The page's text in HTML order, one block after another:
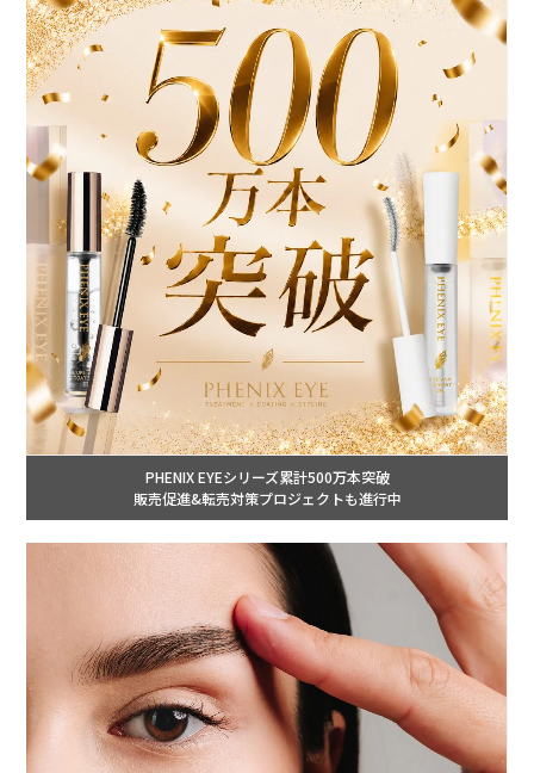
PHENIX EYEシリーズ累計500万本突破
販売促進&転売対策プロジェクトも進行中